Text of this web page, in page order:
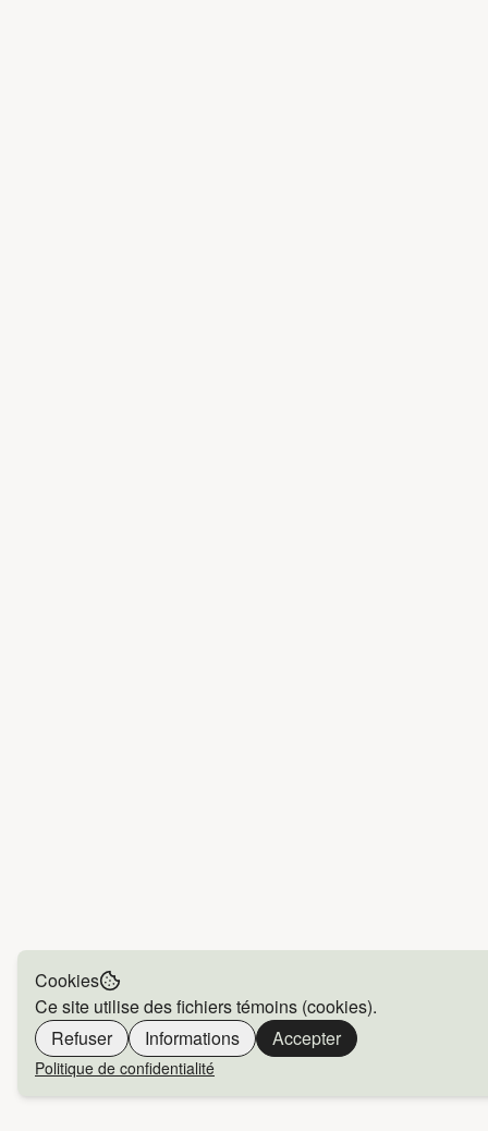
Cookies
Ce site utilise des fichiers témoins (cookies).
Refuser
Informations Accepter
Politique de confidentialité